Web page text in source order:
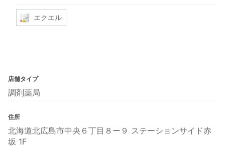
エクエル
店舗タイプ
調剤薬局
住所
北海道北広島市中央６丁目８ー９ ステーションサイド赤
坂 1F